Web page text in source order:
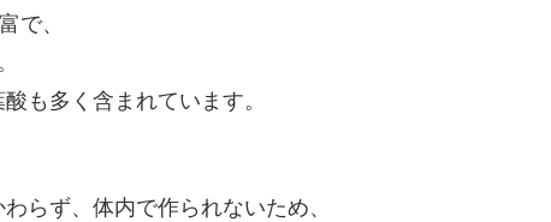
で、
も多く含まれています。
らず、体内で作られないため、